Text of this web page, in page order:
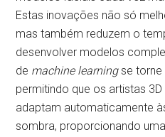
Estas inovações não só
mas também reduzem o
desenvolver modelos
de machine learningse torne
permitindo que os artistas
adaptam automaticamente
sombra, proporcionando